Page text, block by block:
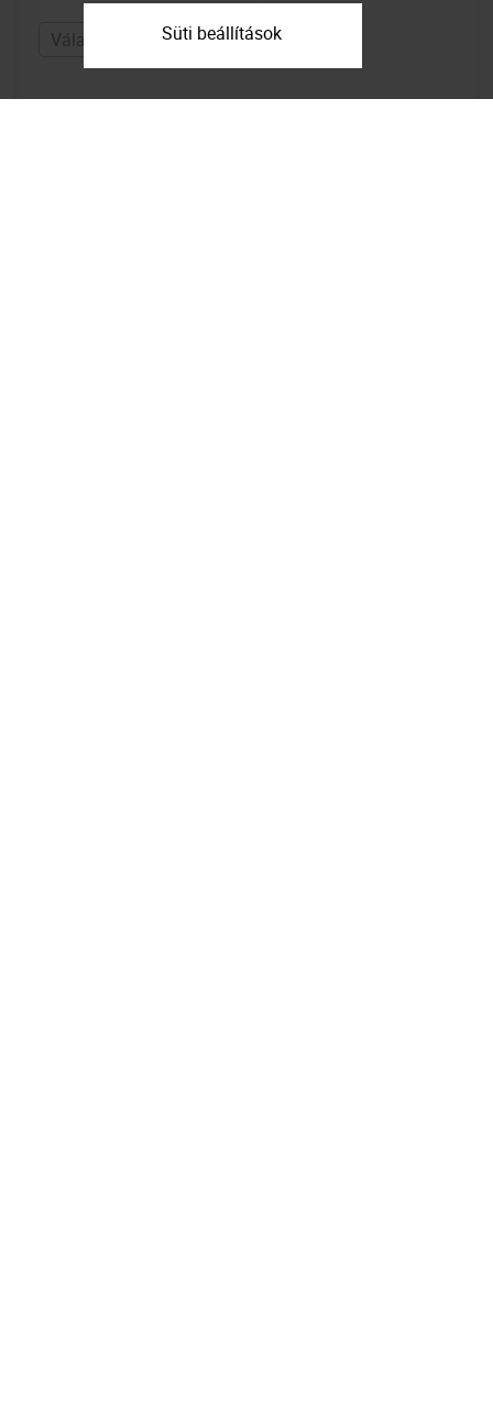
Mekkora lakások érdekelnek?
Elfogadom azadatfelhasználásifeltételeket
Süti beállítások